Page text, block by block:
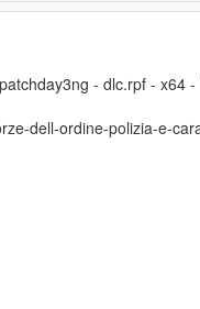
- dlc.rpf - x64
dell-ordine-polizia-e-